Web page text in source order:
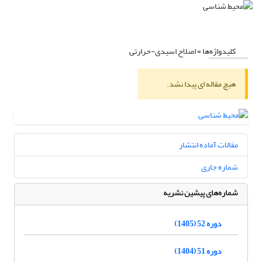
کلیدواژه‌ها =اصلاح اسیدی-حرارتی
هیچ مقاله ای پیدا نشد.
مقالات آماده انتشار
شماره جاری
شماره‌های پیشین نشریه
دوره 52 (1405)
دوره 51 (1404)